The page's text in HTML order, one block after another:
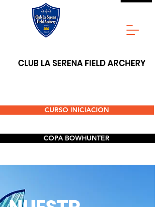
CLUB LA SERENA FIELD ARCHERY
CURSO INICIACION
COPA BOWHUNTER